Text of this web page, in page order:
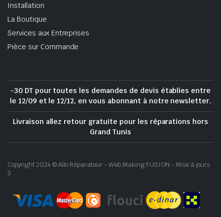
Installation
La Boutique
Services aux Entreprises
Pièce sur Commande
-30 DT pour toutes les demandes de devis établies entre
le 12/09 et le 12/12, en vous abonnant à notre newsletter.
Livraison allez retour gratuite pour les réparations hors
Grand Tunis
Copyright 2024 © Allo Réparateur - Web Making FUSION - Mise à jours
3